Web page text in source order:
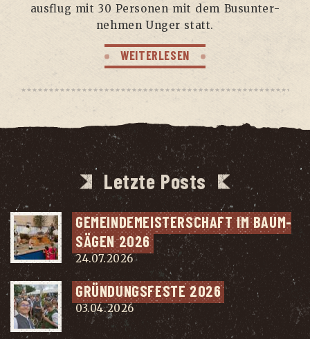
aus­flug mit 30 Per­so­nen mit dem Bus­un­ter­
neh­men Unger statt.
WEITERLESEN
Letzte Posts
GEMEIN­DE­MEIS­TER­SCHAFT IM BAUM­
SÄ­GEN 2026
24.07.2026
GRÜN­DUNGS­FES­TE 2026
03.04.2026